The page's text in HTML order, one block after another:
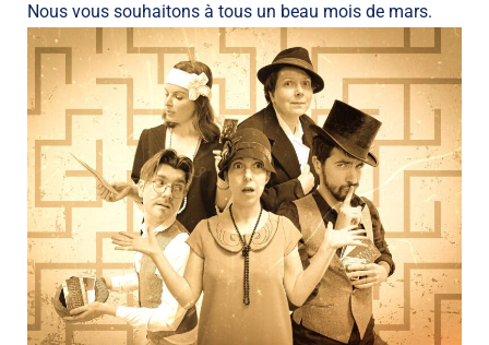
Nous vous souhaitons à tous un beau mois de mars.